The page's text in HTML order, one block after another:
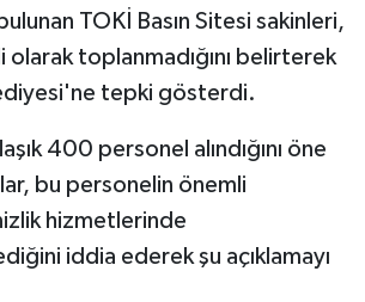
TOKİ Basın Sitesi sakinleri,
toplanmadığını belirterek
tepki gösterdi.
400 personel alındığını öne
bu personelin önemli
hizmetlerinde
iddia ederek şu açıklamayı